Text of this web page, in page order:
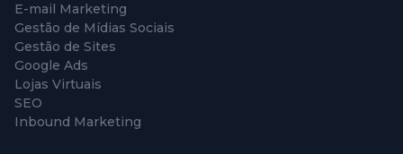
E-mail Marketing
Gestão de Mídias Sociais
Gestão de Sites
Google Ads
Lojas Virtuais
SEO
Inbound Marketing